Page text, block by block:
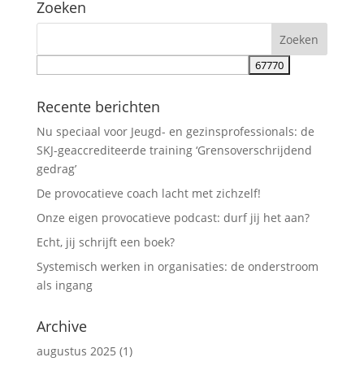
Zoeken
Recente berichten
Nu speciaal voor Jeugd- en gezinsprofessionals: de
SKJ-geaccrediteerde training ‘Grensoverschrijdend
gedrag’
De provocatieve coach lacht met zichzelf!
Onze eigen provocatieve podcast: durf jij het aan?
Echt, jij schrijft een boek?
Systemisch werken in organisaties: de onderstroom
als ingang
Archive
augustus 2025 (1)